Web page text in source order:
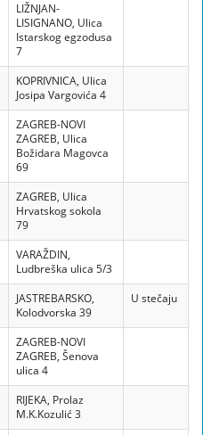
LIŽNJAN-
LISIGNANO, Ulica
Istarskog egzodusa
7
KOPRIVNICA, Ulica
Josipa Vargovića 4
ZAGREB-NOVI
ZAGREB, Ulica
Božidara Magovca
69
ZAGREB, Ulica
Hrvatskog sokola
79
VARAŽDIN,
Ludbreška ulica 5/3
JASTREBARSKO,
Kolodvorska 39
U stečaju
ZAGREB-NOVI
ZAGREB, Šenova
ulica 4
RIJEKA, Prolaz
M.K.Kozulić 3